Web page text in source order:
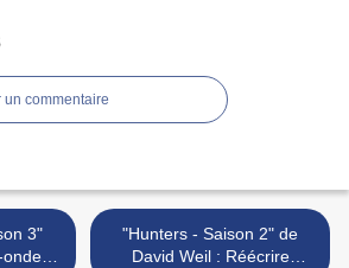
un commentaire
"Hunters - Saison 2" de
David Weil : Réécrire